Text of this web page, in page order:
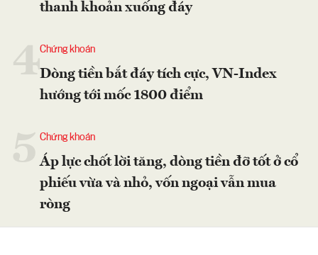
thanh khoản xuống đáy
4Chứng khoán
Dòng tiền bắt đáy tích cực, VN-Index
hướng tới mốc 1800 điểm
Chứng khoán
Áp lực chốt lời tăng, dòng tiền đỡ tốt ở cổ
phiếu vừa và nhỏ, vốn ngoại vẫn mua
ròng